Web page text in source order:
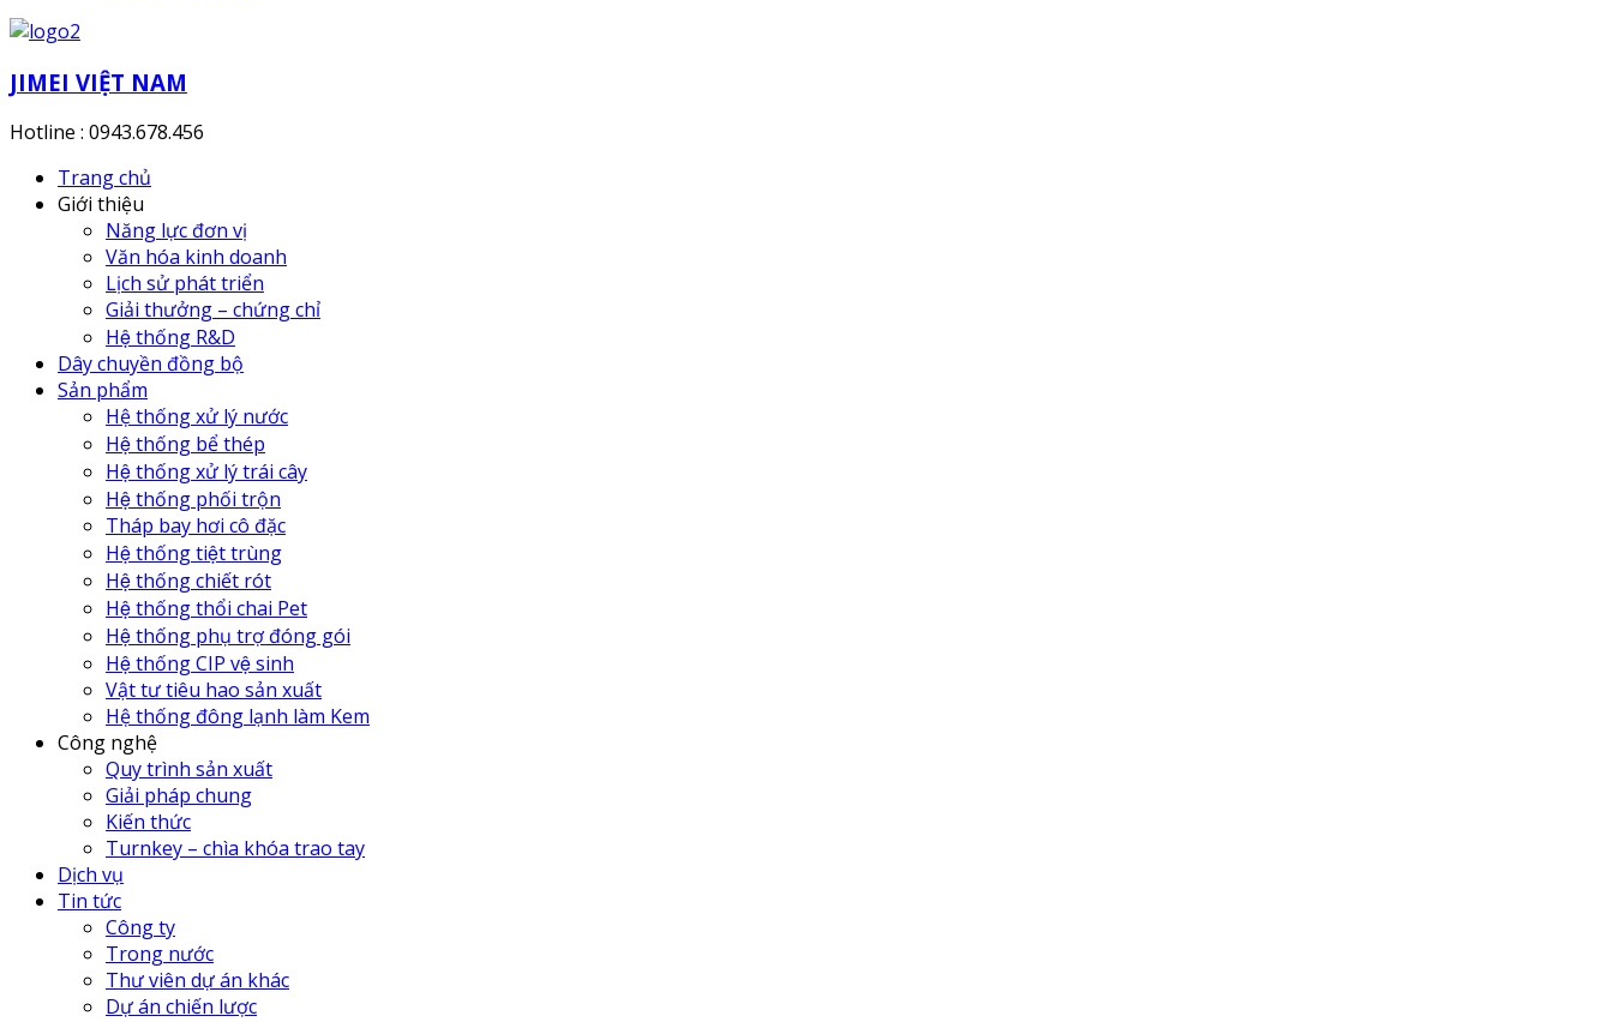
JIMEI VIỆT NAM
Hotline : 0943.678.456
Trang chủ
Giới thiệu
Năng lực đơn vị
Văn hóa kinh doanh
Lịch sử phát triển
Giải thưởng – chứng chỉ
Hệ thống R&D
Dây chuyền đồng bộ
Sản phẩm
Hệ thống xử lý nước
Hệ thống bể thép
Hệ thống xử lý trái cây
Hệ thống phối trộn
Tháp bay hơi cô đặc
Hệ thống tiệt trùng
Hệ thống chiết rót
Hệ thống thổi chai Pet
Hệ thống phụ trợ đóng gói
Hệ thống CIP vệ sinh
Vật tư tiêu hao sản xuất
Hệ thống đông lạnh làm Kem
Công nghệ
Quy trình sản xuất
Giải pháp chung
Kiến thức
Turnkey – chìa khóa trao tay
Dịch vụ
Tin tức
Công ty
Trong nước
Thư viên dự án khác
Dự án chiến lược